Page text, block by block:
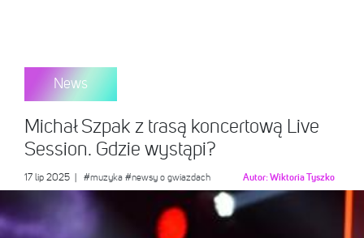
News
Michał Szpak z trasą koncertową Live
Session. Gdzie wystąpi?
17 lip 2025 #muzyka #newsy o gwiazdach Autor:Wiktoria Tyszko